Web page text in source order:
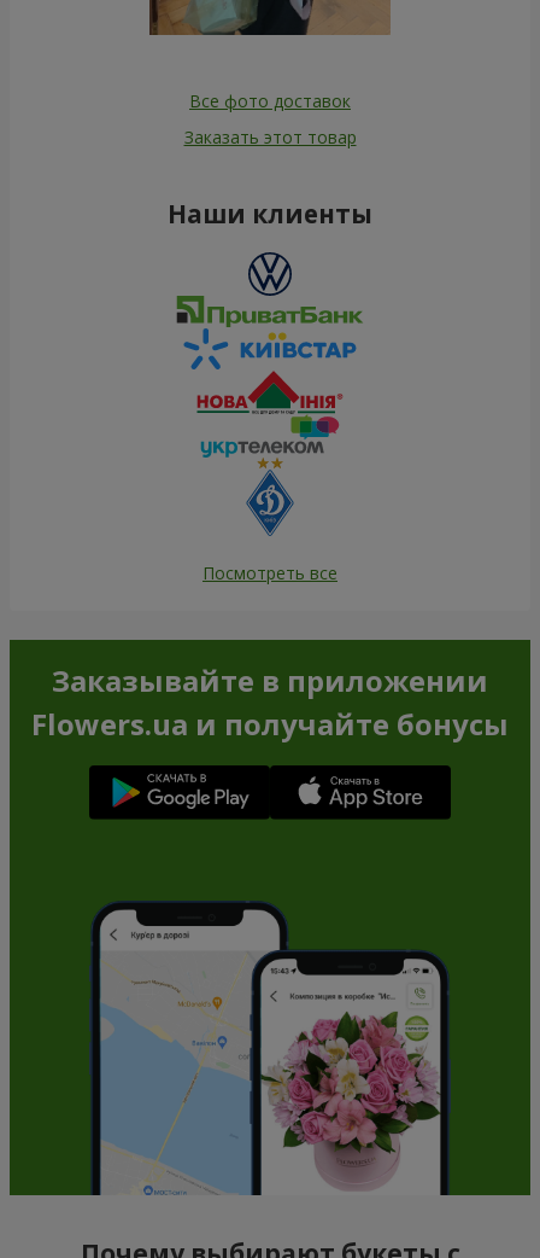
Все фото доставок
Заказать этот товар
Наши клиенты
Посмотреть все
Заказывайте в приложении
Flowers.ua и получайте бонусы